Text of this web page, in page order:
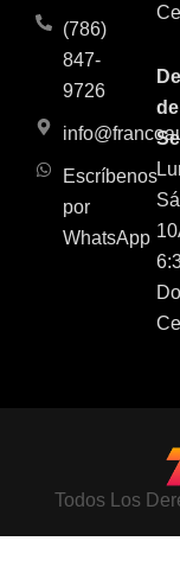
(786)
847-
9726
Escríbenos
por
WhatsApp
de
Todos Los